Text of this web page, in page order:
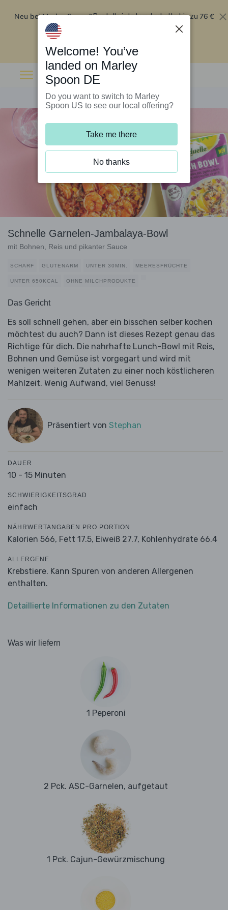
Neu bei Marley Spoon?Bestelle jetzt und erhalte bis zu 76 €
Rabatt auf deine ersten fünf Boxen
Schnelle Garnelen-Jambalaya-Bowl
mit Bohnen, Reis und pikanter Sauce
SCHARF GLUTENARM UNTER 30MIN. MEERESFRÜCHTE
UNTER 650KCAL OHNE MILCHPRODUKTE
Das Gericht
Es soll schnell gehen, aber ein bisschen selber kochen
möchtest du auch? Dann ist dieses Rezept genau das
Richtige für dich. Die nahrhafte Lunch-Bowl mit Reis,
Bohnen und Gemüse ist vorgegart und wird mit
wenigen weiteren Zutaten zu einer noch köstlicheren
Mahlzeit. Wenig Aufwand, viel Genuss!
Präsentiert von Stephan
DAUER
10 - 15 Minuten
SCHWIERIGKEITSGRAD
einfach
NÄHRWERTANGABEN PRO PORTION
Kalorien 566, Fett 17.5, Eiweiß 27.7, Kohlenhydrate 66.4
ALLERGENE
Krebstiere. Kann Spuren von anderen Allergenen
enthalten.
Detaillierte Informationen zu den Zutaten
Was wir liefern
1 Peperoni
2 Pck. ASC-Garnelen, aufgetaut
1 Pck. Cajun-Gewürzmischung
Welcome! You’ve
landed on Marley
Spoon DE
Do you want to switch to Marley
Spoon US to see our local offering?
Take me there
No thanks